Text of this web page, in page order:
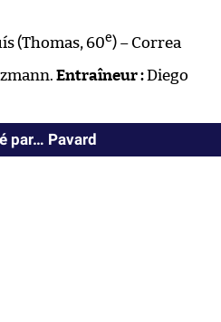
(Thomas, 60e) – Correa
Entraîneur :Diego
par… Pavard